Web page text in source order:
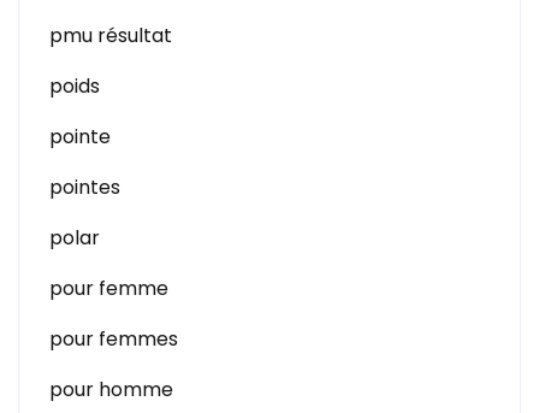
pmu résultat
poids
pointe
pointes
polar
pour femme
pour femmes
pour homme